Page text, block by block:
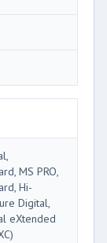
MS PRO,
Hi-
Digital,
eXtended